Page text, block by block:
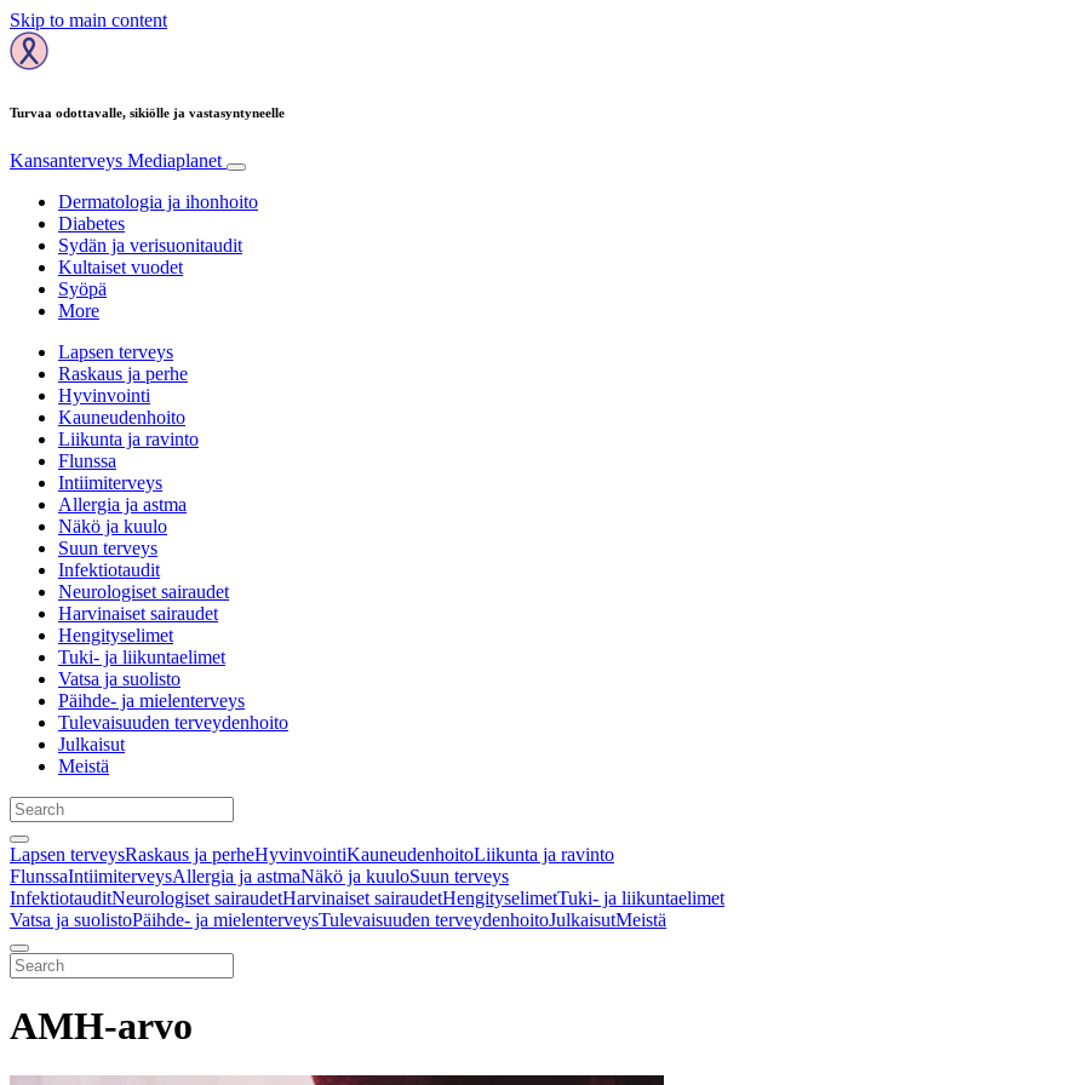
Skip to main content
Turvaa odottavalle, sikiölle ja vastasyntyneelle
Kansanterveys Mediaplanet
Dermatologia ja ihonhoito
Diabetes
Sydän ja verisuonitaudit
Kultaiset vuodet
Syöpä
More
Lapsen terveys
Raskaus ja perhe
Hyvinvointi
Kauneudenhoito
Liikunta ja ravinto
Flunssa
Intiimiterveys
Allergia ja astma
Näkö ja kuulo
Suun terveys
Infektiotaudit
Neurologiset sairaudet
Harvinaiset sairaudet
Hengityselimet
Tuki- ja liikuntaelimet
Vatsa ja suolisto
Päihde- ja mielenterveys
Tulevaisuuden terveydenhoito
Julkaisut
Meistä
Lapsen terveysRaskaus ja perheHyvinvointiKauneudenhoitoLiikunta ja ravinto
FlunssaIntiimiterveysAllergia ja astmaNäkö ja kuuloSuun terveys
InfektiotauditNeurologiset sairaudetHarvinaiset sairaudetHengityselimetTuki- ja liikuntaelimet
Vatsa ja suolistoPäihde- ja mielenterveysTulevaisuuden terveydenhoitoJulkaisutMeistä
AMH-arvo